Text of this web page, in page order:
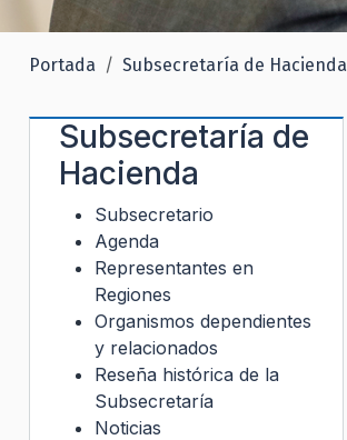
Portada Subsecretaría de Hacienda
Subsecretaría de
Hacienda
Subsecretario
Agenda
Representantes en
Regiones
Organismos dependientes
y relacionados
Reseña histórica de la
Subsecretaría
Noticias